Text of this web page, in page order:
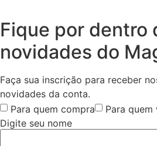
Fique por dentro
novidades do
Faça sua inscrição para receber
novidades da conta.
Para quem compra
Para quem
Digite seu nome